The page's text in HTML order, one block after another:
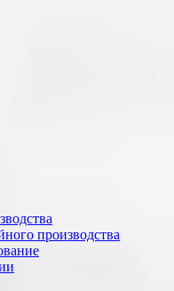
производства